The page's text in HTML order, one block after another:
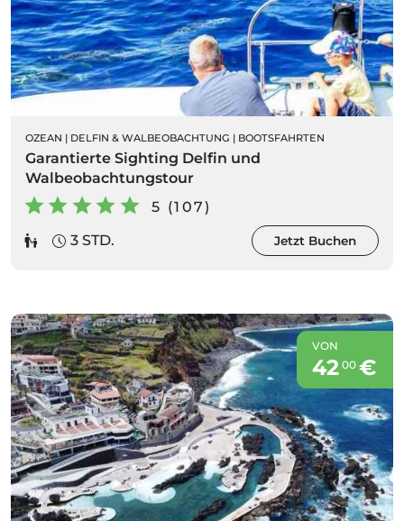
OZEAN | DELFIN & WALBEOBACHTUNG | BOOTSFAHRTEN
Garantierte Sighting Delfin und
Walbeobachtungstour
5 (107)
3 STD.
Jetzt Buchen
VON
42 00€